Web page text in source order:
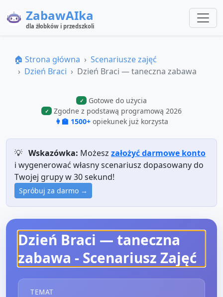
ZabawAIka
dla żłobków i przedszkoli
🏠 Strona główna
Scenariusze zajęć
Dzień Braci
Dzień Braci — taneczna zabawa
✓ Gotowe do użycia
✓
Zgodne z podstawą programową 2026
👩‍🏫 1500+ opiekunek już korzysta
💡 Wskazówka: Możesz założyć darmowe konto
i wygenerować własny scenariusz dopasowany do
Twojej grupy w 30 sekund!
Spróbuj za darmo →
Dzień Braci — taneczna
zabawa - Scenariusz Zajęć
TEMAT